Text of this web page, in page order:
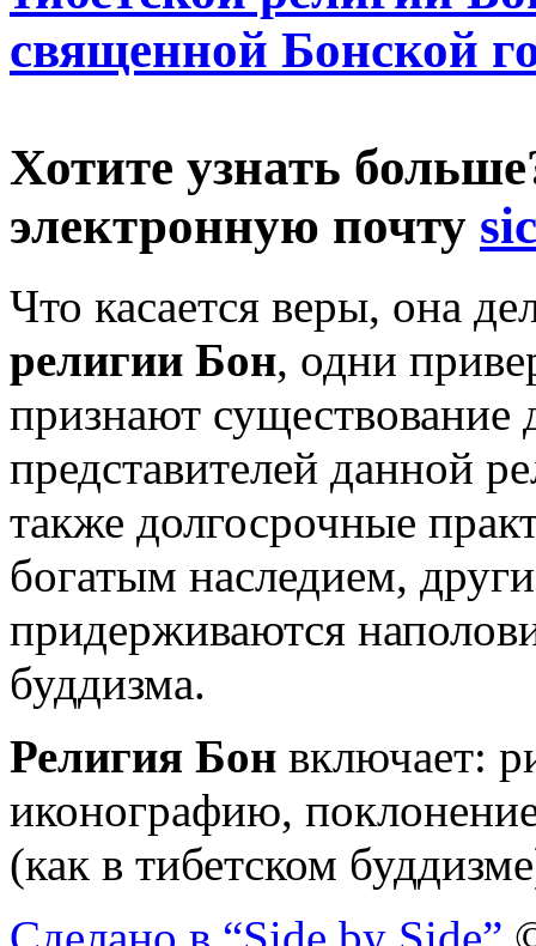
священной Бонской
Хотите узнать
электронную почту
Что касается веры, она
религии Бон, одни
признают существование
представителей данной
также долгосрочные
богатым наследием,
придерживаются
буддизма.
Религия Бон включает:
иконографию,
(как в тибетском